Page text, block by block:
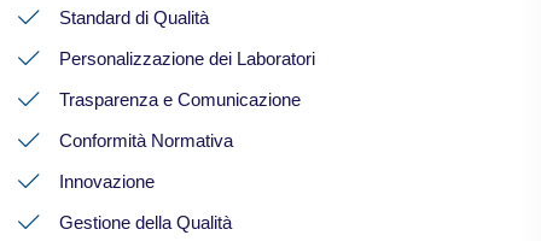
Standard di Qualità
Personalizzazione dei Laboratori
Trasparenza e Comunicazione
Conformità Normativa
Innovazione
Gestione della Qualità